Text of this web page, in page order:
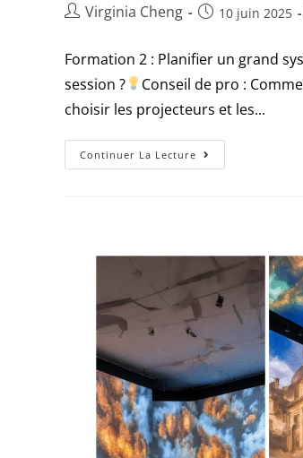
Virginia Cheng 10 juin 2025
Formation 2 : Planifier un grand
session ?
Conseil de pro :
choisir les projecteurs et les...
Continuer La Lecture